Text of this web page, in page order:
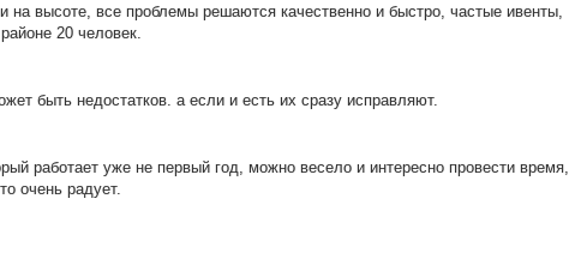
на высоте, все проблемы решаются качественно и быстро, частые ивенты,
20 человек.
быть недостатков. а если и есть их сразу исправляют.
работает уже не первый год, можно весело и интересно провести время,
очень радует.